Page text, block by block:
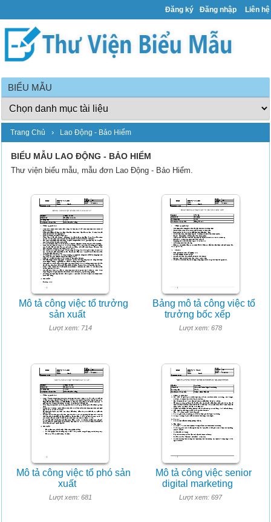
Đăng ký Đăng nhập Liên hệ
BIỂU MẪU
Trang Chủ › Lao Động - Bảo Hiểm
BIỂU MẪU LAO ĐỘNG - BẢO HIỂM
Thư viện biểu mẫu, mẫu đơn Lao Động - Bảo Hiểm.
Mô tả công việc tổ trưởng
sản xuất
Lượt xem: 714
Bảng mô tả công việc tổ
trưởng bốc xếp
Lượt xem: 678
Mô tả công việc tổ phó sản
xuất
Lượt xem: 681
Mô tả công việc senior
digital marketing
Lượt xem: 697